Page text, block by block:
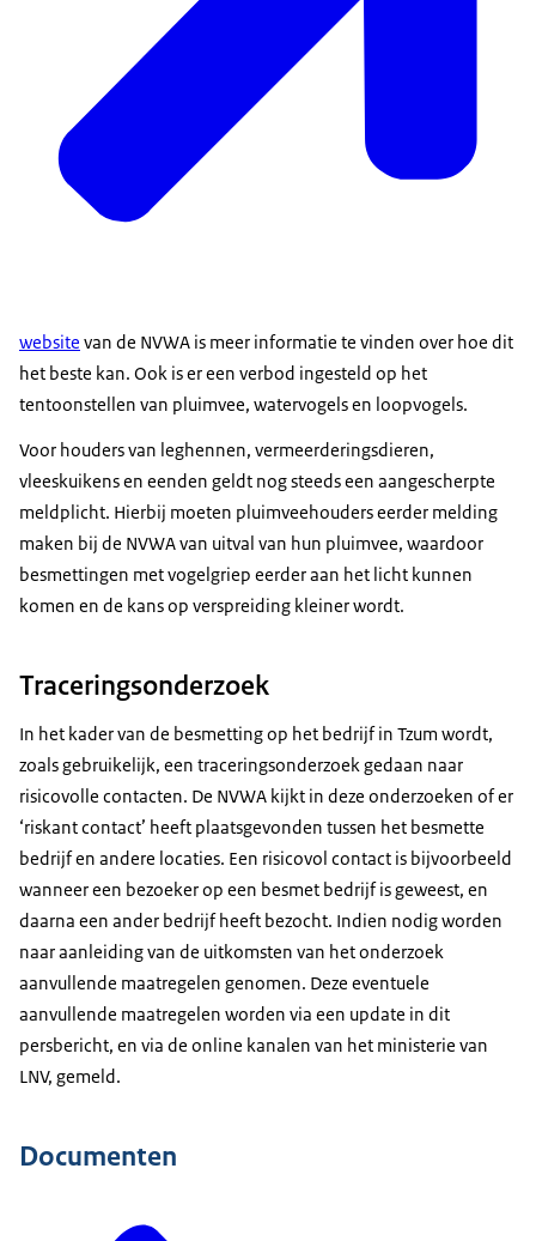
website van de NVWA is meer informatie te vinden over hoe dit
het beste kan. Ook is er een verbod ingesteld op het
tentoonstellen van pluimvee, watervogels en loopvogels.
Voor houders van leghennen, vermeerderingsdieren,
vleeskuikens en eenden geldt nog steeds een aangescherpte
meldplicht. Hierbij moeten pluimveehouders eerder melding
maken bij de NVWA van uitval van hun pluimvee, waardoor
besmettingen met vogelgriep eerder aan het licht kunnen
komen en de kans op verspreiding kleiner wordt.
Traceringsonderzoek
In het kader van de besmetting op het bedrijf in Tzum wordt,
zoals gebruikelijk, een traceringsonderzoek gedaan naar
risicovolle contacten. De NVWA kijkt in deze onderzoeken of er
‘riskant contact’ heeft plaatsgevonden tussen het besmette
bedrijf en andere locaties. Een risicovol contact is bijvoorbeeld
wanneer een bezoeker op een besmet bedrijf is geweest, en
daarna een ander bedrijf heeft bezocht. Indien nodig worden
naar aanleiding van de uitkomsten van het onderzoek
aanvullende maatregelen genomen. Deze eventuele
aanvullende maatregelen worden via een update in dit
persbericht, en via de online kanalen van het ministerie van
LNV, gemeld.
Documenten